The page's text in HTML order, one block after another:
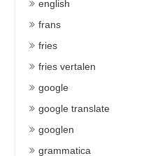
english
frans
fries
fries vertalen
google
google translate
googlen
grammatica